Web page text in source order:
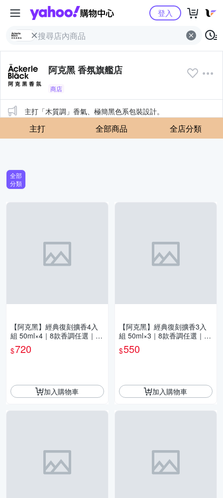
Yahoo購物中心
登入
阿克黑 香氛旗艦店
商店
公告
主打「木質調」香氣、極簡黑色系包裝設計。
主打 全部商品 全店分類
全部
分類
【阿克黑】經典復刻擴香4入
組 50ml×4｜8款香調任選｜居
家擴香・空間香氛・台灣製
$720
加入購物車
【阿克黑】經典復刻擴香3入
組 50ml×3｜8款香調任選｜居
家擴香・空間香氛・台灣製
$550
加入購物車